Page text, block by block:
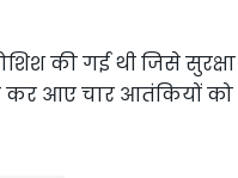
की गई थी जिसे सुरक्षा
कर आए चार आतंकियों को